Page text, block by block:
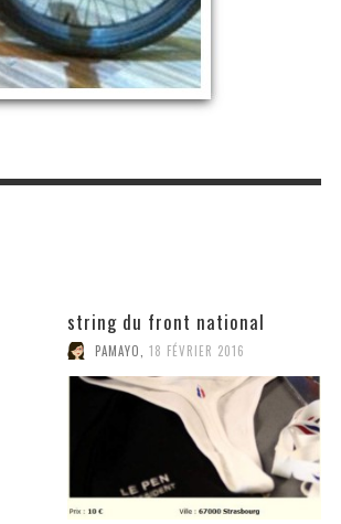
string du front national
PAMAYO 18 FÉVRIER 2016